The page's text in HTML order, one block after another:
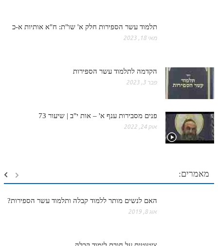
תלמוד עשר הספירות חלק א' שו"ת: ח"א אותיות א-כ
מאי 18, 2023
הקדמה לתלמוד עשר הספירות
פבר 3, 2023
פנים מסבירות ענף א' – אות י"ב | שיעור 73
אוק 24, 2022
מאמרים:
האם לנשים מותר ללמוד קבלה ותלמוד עשר הספירות?
אוג 8, 2019